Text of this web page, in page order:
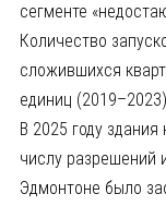
сегменте
Количество
сложившихся
единиц
В 2025 году
числу разрешений
Эдмонтоне было